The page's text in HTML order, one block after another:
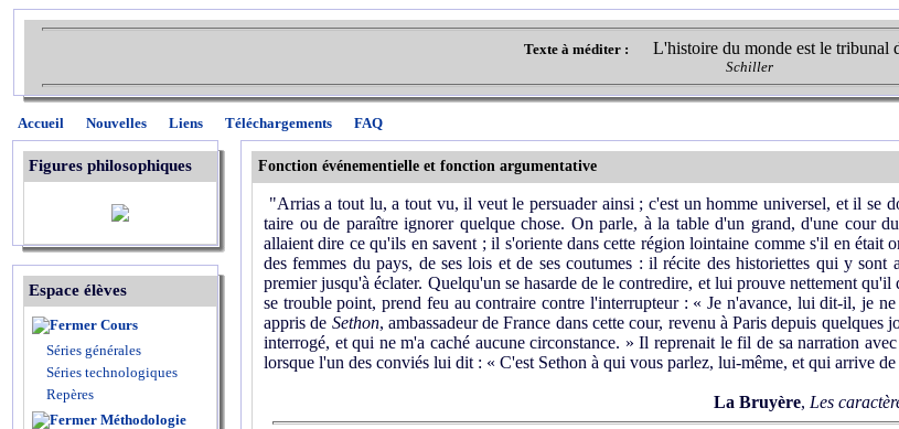
Texte à méditer : L'histoire du monde est le tribunal
Schiller
Accueil Nouvelles Liens Téléchargements FAQ
Figures philosophiques
Espace élèves
Cours
Séries générales
Séries technologiques
Repères
Méthodologie
Fonction événementielle et fonction argumentative
"Arrias a tout lu, a tout vu, il veut le persuader ainsi ; c'est un homme universel, et il se
taire ou de paraître ignorer quelque chose. On parle, à la table d'un grand, d'une cour
allaient dire ce qu'ils en savent ; il s'oriente dans cette région lointaine comme s'il en était
des femmes du pays, de ses lois et de ses coutumes : il récite des historiettes qui y
premier jusqu'à éclater. Quelqu'un se hasarde de le contredire, et lui prouve nettement
se trouble point, prend feu au contraire contre l'interrupteur : « Je n'avance, lui dit-il, je
appris de Sethon, ambassadeur de France dans cette cour, revenu à Paris depuis
interrogé, et qui ne m'a caché aucune circonstance. » Il reprenait le fil de sa narration
lorsque l'un des conviés lui dit : « C'est Sethon à qui vous parlez, lui-même, et qui arrive de
La Bruyère, Les